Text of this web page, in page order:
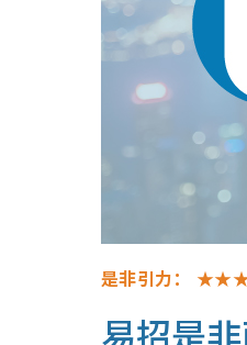
是非引力：
易招是